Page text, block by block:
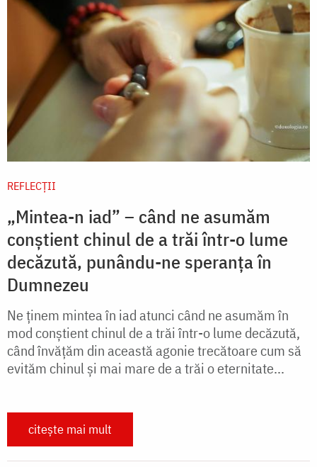
REFLECȚII
„Mintea-n iad” – când ne asumăm
conștient chinul de a trăi într-o lume
decăzută, punându-ne speranța în
Dumnezeu
Ne ținem mintea în iad atunci când ne asumăm în
mod conștient chinul de a trăi într-o lume decăzută,
când învățăm din această agonie trecătoare cum să
evităm chinul și mai mare de a trăi o eternitate...
citește mai mult